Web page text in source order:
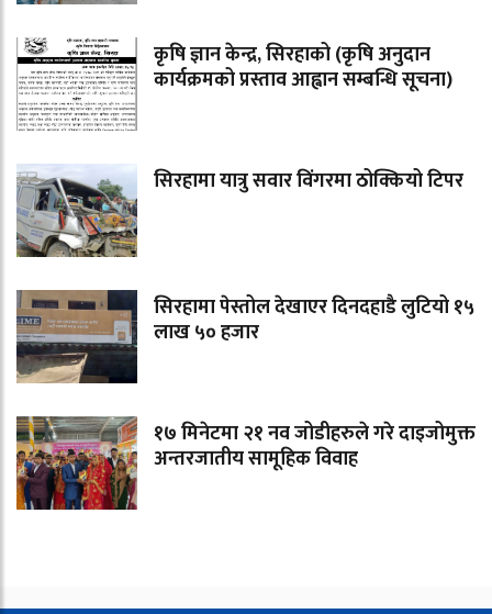
कृषि ज्ञान केन्द्र, सिरहाको (कृषि अनुदान
कार्यक्रमको प्रस्ताव आह्वान सम्बन्धि सूचना)
सिरहामा यात्रु सवार विंगरमा ठोक्कियो टिपर
सिरहामा पेस्तोल देखाएर दिनदहाडै लुटियो १५
लाख ५० हजार
१७ मिनेटमा २१ नव जोडीहरुले गरे दाइजोमुक्त
अन्तरजातीय सामूहिक विवाह